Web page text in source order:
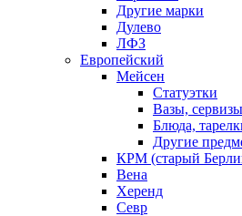
Другие марки
Дулево
ЛФЗ
Европейский
Мейсен
Статуэтки
Вазы, сервизы
Блюда,
Другие
КРМ (старый
Вена
Херенд
Севр